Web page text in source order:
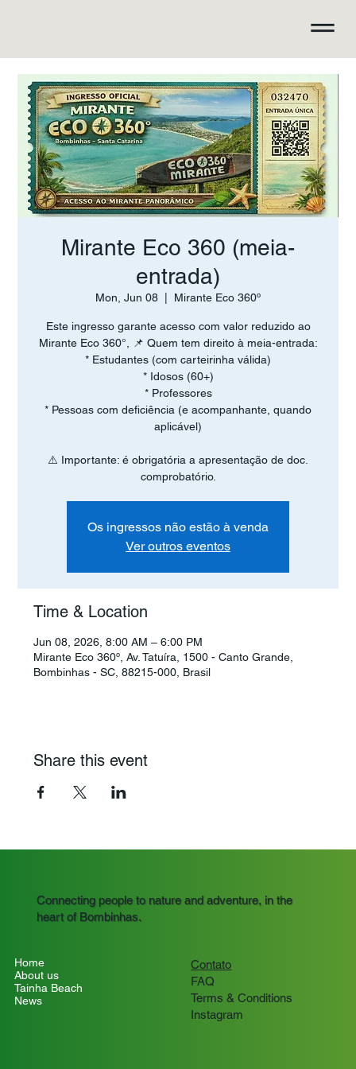
Mirante Eco 360 (meia-
entrada)
Mon, Jun 08 Mirante Eco 360º
Este ingresso garante acesso com valor reduzido ao
Mirante Eco 360°, 📌 Quem tem direito à meia-entrada:
* Estudantes (com carteirinha válida)
* Idosos (60+)
* Professores
* Pessoas com deficiência (e acompanhante, quando
aplicável)
⚠️ Importante: é obrigatória a apresentação de doc.
comprobatório.
Os ingressos não estão à venda
Ver outros eventos
Time & Location
Jun 08, 2026, 8:00 AM – 6:00 PM
Mirante Eco 360º, Av. Tatuíra, 1500 - Canto Grande,
Bombinhas - SC, 88215-000, Brasil
Share this event
Connecting people to nature and adventure, in the
heart of Bombinhas.
Home
About us
Tainha Beach
News
Contato
FAQ
Terms & Conditions
Instagram